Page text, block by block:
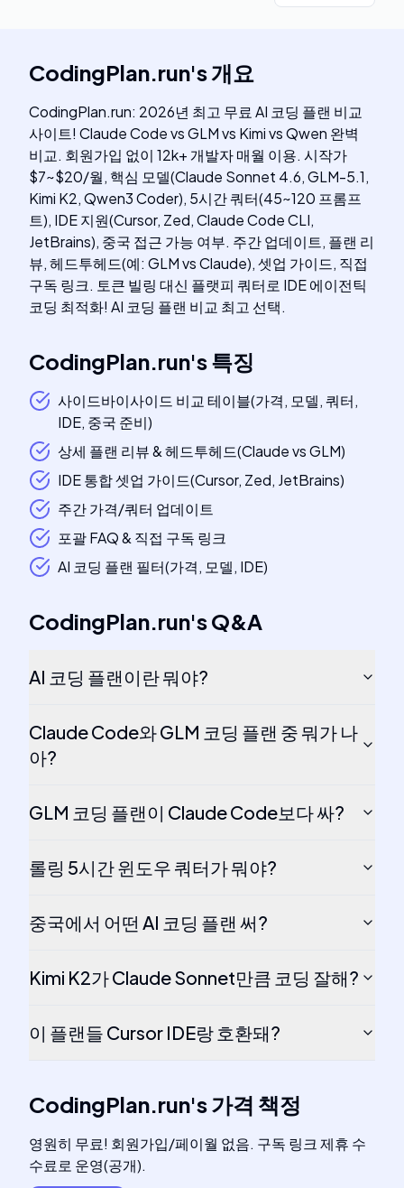
CodingPlan.run's개요
CodingPlan.run: 2026년 최고 무료 AI 코딩 플랜 비교
사이트! Claude Code vs GLM vs Kimi vs Qwen 완벽
비교. 회원가입 없이 12k+ 개발자 매월 이용. 시작가
$7~$20/월, 핵심 모델(Claude Sonnet 4.6, GLM-5.1,
Kimi K2, Qwen3 Coder), 5시간 쿼터(45~120 프롬프
트), IDE 지원(Cursor, Zed, Claude Code CLI,
JetBrains), 중국 접근 가능 여부. 주간 업데이트, 플랜 리
뷰, 헤드투헤드(예: GLM vs Claude), 셋업 가이드, 직접
구독 링크. 토큰 빌링 대신 플랫피 쿼터로 IDE 에이전틱
코딩 최적화! AI 코딩 플랜 비교 최고 선택.
CodingPlan.run's특징
사이드바이사이드 비교 테이블(가격, 모델, 쿼터,
IDE, 중국 준비)
상세 플랜 리뷰 & 헤드투헤드(Claude vs GLM)
IDE 통합 셋업 가이드(Cursor, Zed, JetBrains)
주간 가격/쿼터 업데이트
포괄 FAQ & 직접 구독 링크
AI 코딩 플랜 필터(가격, 모델, IDE)
CodingPlan.run'sQ&A
AI 코딩 플랜이란 뭐야?
Claude Code와 GLM 코딩 플랜 중 뭐가 나
아?
GLM 코딩 플랜이 Claude Code보다 싸?
롤링 5시간 윈도우 쿼터가 뭐야?
중국에서 어떤 AI 코딩 플랜 써?
Kimi K2가 Claude Sonnet만큼 코딩 잘해?
이 플랜들 Cursor IDE랑 호환돼?
CodingPlan.run's가격 책정
영원히 무료! 회원가입/페이월 없음. 구독 링크 제휴 수
수료로 운영(공개).